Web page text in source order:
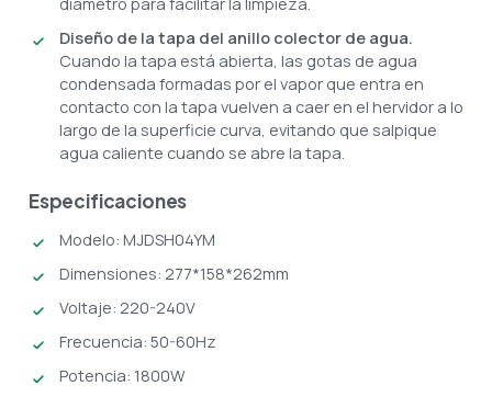
Diseño de la tapa del anillo colector de agua.
Cuando la tapa está abierta, las gotas de agua
condensada formadas por el vapor que entra en
contacto con la tapa vuelven a caer en el hervidor a lo
largo de la superficie curva, evitando que salpique
agua caliente cuando se abre la tapa.
Especificaciones
Modelo: MJDSH04YM
Dimensiones: 277*158*262mm
Voltaje: 220-240V
Frecuencia: 50-60Hz
Potencia: 1800W